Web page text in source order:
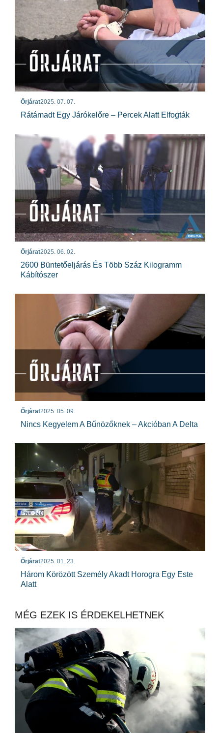
Őrjárat2025. 07. 07.
Rátámadt Egy Járókelőre – Percek Alatt Elfogták
Őrjárat2025. 06. 02.
2600 Büntetőeljárás És Több Száz Kilogramm
Kábítószer
Őrjárat2025. 05. 09.
Nincs Kegyelem A Bűnözőknek – Akcióban A Delta
Őrjárat2025. 01. 23.
Három Körözött Személy Akadt Horogra Egy Este
Alatt
MÉG EZEK IS ÉRDEKELHETNEK